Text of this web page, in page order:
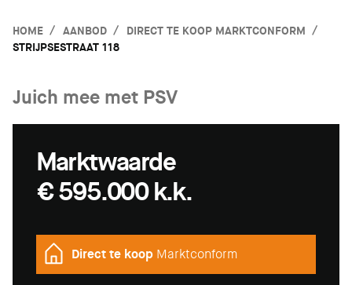
HOME AANBOD
DIRECT TE KOOP MARKTCONFORM
STRIJPSESTRAAT 118
Juich mee met PSV
Marktwaarde
€ 595.000 k.k.
Direct te koop Marktconform